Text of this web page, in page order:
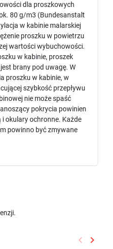
dla proszkowych
80 g/m3 (Bundesanstalt
w kabinie malarskiej
proszku w powietrzu
wartości wybuchowości.
w kabinie, proszek
brany pod uwagę. W
proszku w kabinie, w
szybkość przepływu
nie może spaść
pokrycia powinien
i okulary ochronne. Każde
powinno być zmywane
Poprzedni
 